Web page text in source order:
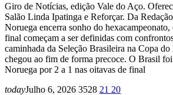
Giro de Notícias, edição Vale do Aço.
Salão Linda Ipatinga e Reforçar. Da
Noruega encerra sonho do hexacampeonato,
final começam a ser definidas com
caminhada da Seleção Brasileira na Copa
chegou ao fim de forma precoce. O Brasil
Noruega por 2 a 1 nas oitavas de final
todayJulho 6, 2026 3528 21 20